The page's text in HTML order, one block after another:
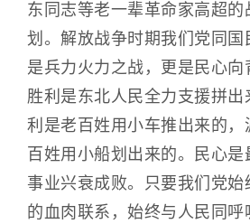
东同志等老一辈革命家高超的
划。解放战争时期我们党同国
是兵力火力之战，更是民心向
胜利是东北人民全力支援拼出
利是老百姓用小车推出来的，
百姓用小船划出来的。民心
事业兴衰成败。只要我们党始
的血肉联系，始终与人民同